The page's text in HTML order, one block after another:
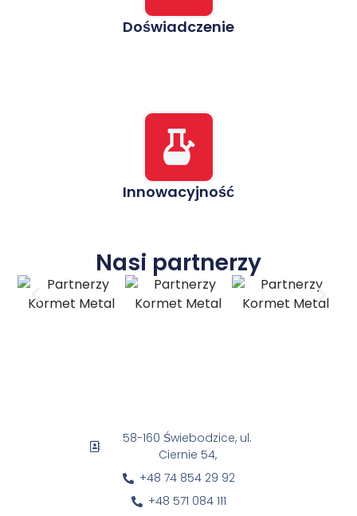
Doświadczenie
Innowacyjność
Nasi partnerzy
58-160 Świebodzice, ul.
Ciernie 54,
+48 74 854 29 92
+48 571 084 111